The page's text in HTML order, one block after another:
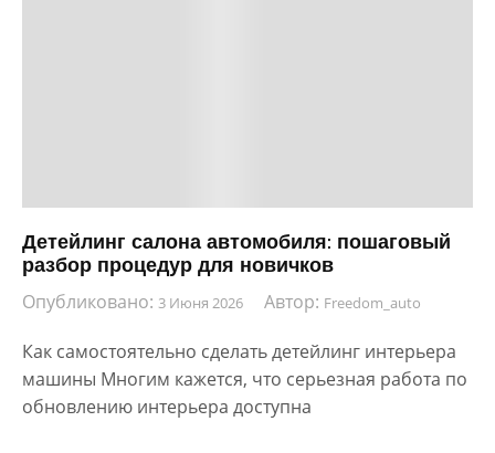
Детейлинг салона автомобиля: пошаговый
разбор процедур для новичков
Опубликовано: 3 Июня 2026 Автор: Freedom_auto
Как самостоятельно сделать детейлинг интерьера
машины Многим кажется, что серьезная работа по
обновлению интерьера доступна